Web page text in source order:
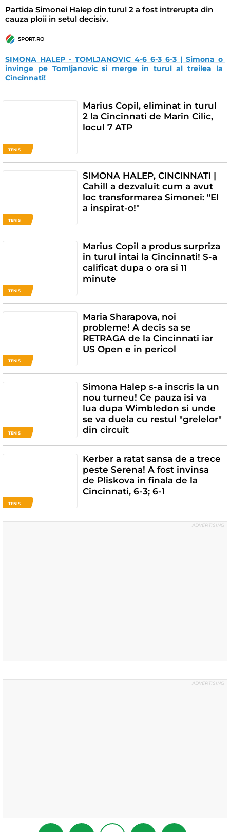
Partida Simonei Halep din turul 2 a fost intrerupta din
cauza ploii in setul decisiv.
SPORT.RO
SIMONA HALEP - TOMLJANOVIC 4-6 6-3 6-3 | Simona o
invinge pe Tomljanovic si merge in turul al treilea la
Cincinnati!
TENIS
Marius Copil, eliminat in turul
2 la Cincinnati de Marin Cilic,
locul 7 ATP
TENIS
SIMONA HALEP, CINCINNATI |
Cahill a dezvaluit cum a avut
loc transformarea Simonei: "El
a inspirat-o!"
TENIS
Marius Copil a produs surpriza
in turul intai la Cincinnati! S-a
calificat dupa o ora si 11
minute
TENIS
Maria Sharapova, noi
probleme! A decis sa se
RETRAGA de la Cincinnati iar
US Open e in pericol
TENIS
Simona Halep s-a inscris la un
nou turneu! Ce pauza isi va
lua dupa Wimbledon si unde
se va duela cu restul "grelelor"
din circuit
TENIS
Kerber a ratat sansa de a trece
peste Serena! A fost invinsa
de Pliskova in finala de la
Cincinnati, 6-3; 6-1